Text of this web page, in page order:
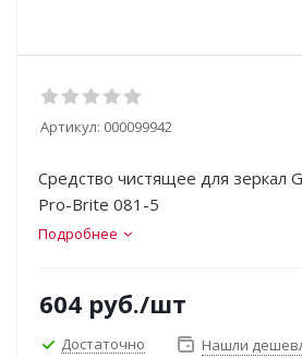
Артикул: 000099942
Средство чистящее для зеркал
Pro-Brite 081-5
Подробнее
604 руб./шт
Достаточно Нашли